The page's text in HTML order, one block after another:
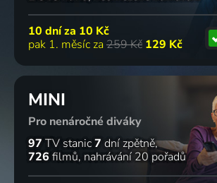
10 dní za 10 Kč
pak 1. měsíc za 259 Kč 129 Kč
MINI
Pro nenáročné diváky
97 TV stanic7 dní zpětně
726 filmů nahrávání 20 pořadů